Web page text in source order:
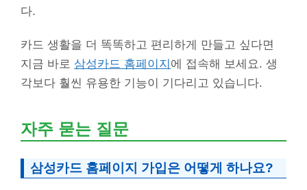
다.
카드 생활을 더 똑똑하고 편리하게 만들고 싶다면
지금 바로 삼성카드 홈페이지 에 접속해 보세요. 생
각보다 훨씬 유용한 기능이 기다리고 있습니다.
자주 묻는 질문
삼성카드 홈페이지 가입은 어떻게 하나요?